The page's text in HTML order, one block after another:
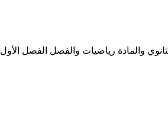
والمادة رياضيات والفصل الفصل الأول